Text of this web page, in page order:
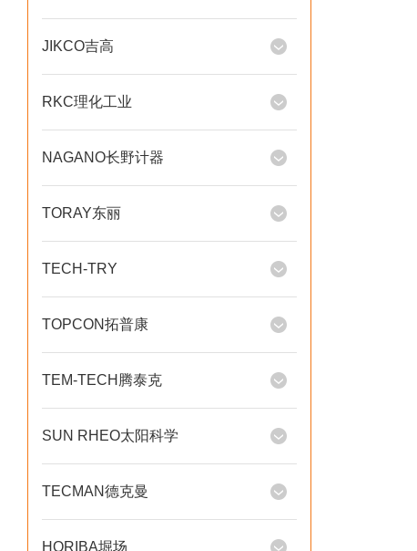
JIKCO吉高
RKC理化工业
NAGANO长野计器
TORAY东丽
TECH-TRY
TOPCON拓普康
TEM-TECH腾泰克
SUN RHEO太阳科学
TECMAN德克曼
HORIBA堀场